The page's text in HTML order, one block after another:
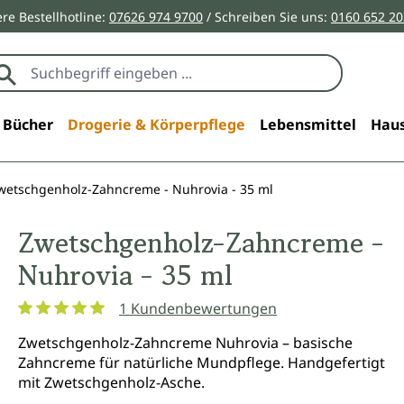
Bestellhotline: 07626 974 9700 / Schreiben Sie uns: 0160 652
Bücher Drogerie & Körperpflege Lebensmittel
Zahncreme - Nuhrovia - 35 ml
Zwetschgenholz-Zahncreme -
Nuhrovia - 35 ml
1 Kundenbewertungen
Zwetschgenholz-Zahncreme Nuhrovia – basische
Zahncreme für natürliche Mundpflege. Handgefertigt
mit Zwetschgenholz-Asche.